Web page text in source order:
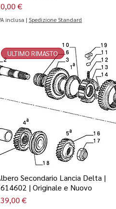
€
inclusa | Spedizione Standard
ULTIMO RIMASTO
Secondario Lancia Delta |
| Originale e Nuovo
€